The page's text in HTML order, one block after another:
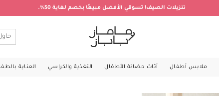
تنزيلات الصيف! تسوقي الأفضل مبيعًا بخصم لغاية 50%.
ملابس أطفال أثاث حضانة الأطفال التغذية والكراسي العناية